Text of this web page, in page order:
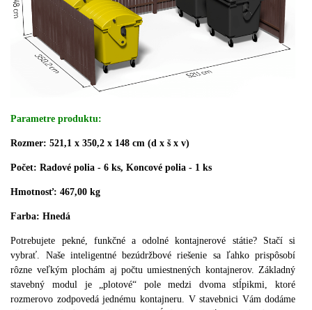
Parametre produktu:
Rozmer:521,1 x 350,2 x 148 cm (d x š x v)
Počet: Radové polia - 6 ks, Koncové polia - 1 ks
Hmotnosť: 467,00 kg
Farba: Hnedá
Potrebujete pekné, funkčné a odolné kontajnerové státie?
Stačí si
vybrať.
Naše inteligentné bezúdržbové riešenie sa ľahko prispôsobí
rôzne veľkým plochám aj počtu umiestnených kontajnerov. Základný
stavebný modul je „plotové“ pole medzi dvoma stĺpikmi, ktoré
rozmerovo zodpovedá jednému kontajneru.
V stavebnici Vám dodáme